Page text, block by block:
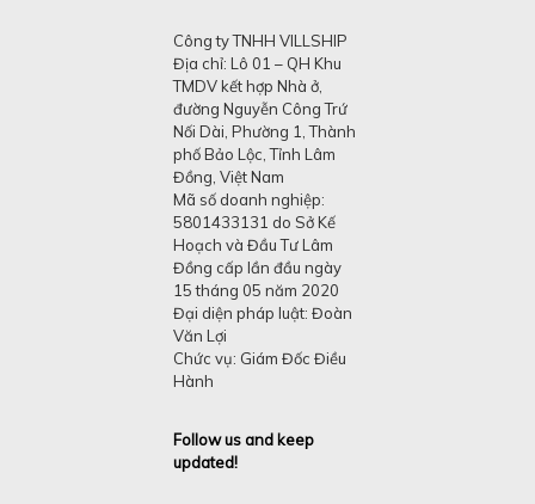
Công ty TNHH VILLSHIP
Địa chỉ: Lô 01 – QH Khu
TMDV kết hợp Nhà ở,
đường Nguyễn Công Trứ
Nối Dài, Phường 1, Thành
phố Bảo Lộc, Tỉnh Lâm
Đồng, Việt Nam
Mã số doanh nghiệp:
5801433131 do Sở Kế
Hoạch và Đầu Tư Lâm
Đồng cấp lần đầu ngày
15 tháng 05 năm 2020
Đại diện pháp luật: Đoàn
Văn Lợi
Chức vụ: Giám Đốc Điều
Hành
Follow us and keep
updated!